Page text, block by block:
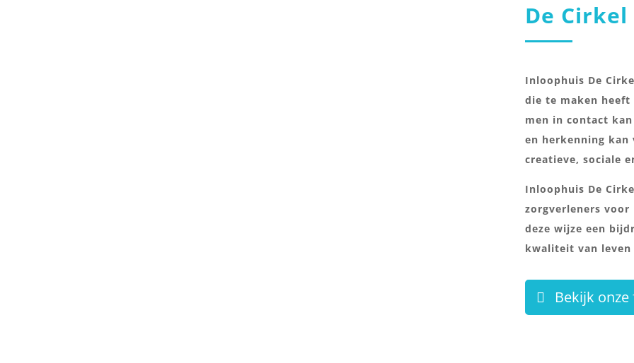
De Cirkel
Inloophuis De
die te maken
men in contact
en herkenning kan
creatieve, sociale
Inloophuis De
zorgverleners
deze wijze een
kwaliteit van leven
Bekijk